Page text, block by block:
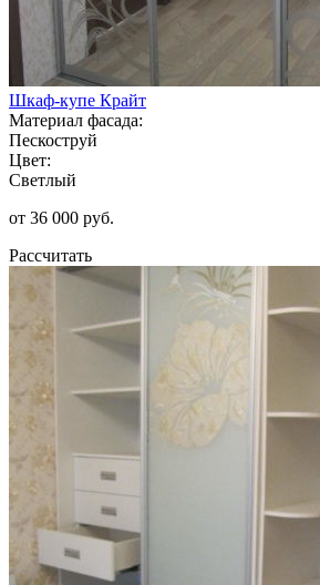
Шкаф-купе Крайт
Материал фасада:
Пескоструй
Цвет:
Светлый
от 36 000 руб.
Рассчитать